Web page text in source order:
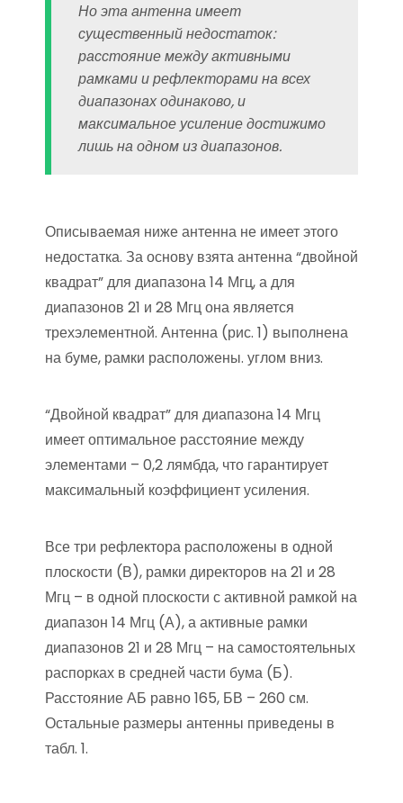
Но эта антенна имеет
существенный недостаток:
расстояние между активными
рамками и рефлекторами на всех
диапазонах одинаково, и
максимальное усиление достижимо
лишь на одном из диапазонов.
Описываемая ниже антенна не имеет этого
недостатка. За основу взята антенна “двойной
квадрат” для диапазона 14 Мгц, а для
диапазонов 21 и 28 Мгц она является
трехэлементной. Антенна (рис. 1) выполнена
на буме, рамки расположены. углом вниз.
“Двойной квадрат” для диапазона 14 Мгц
имеет оптимальное расстояние между
элементами – 0,2 лямбда, что гарантирует
максимальный коэффициент усиления.
Все три рефлектора расположены в одной
плоскости (В), рамки директоров на 21 и 28
Мгц – в одной плоскости с активной рамкой на
диапазон 14 Мгц (А), а активные рамки
диапазонов 21 и 28 Мгц – на самостоятельных
распорках в средней части бума (Б).
Расстояние АБ равно 165, БВ – 260 см.
Остальные размеры антенны приведены в
табл. 1.